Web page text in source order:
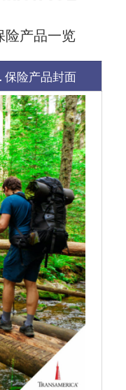
产品一览
保险产品封面